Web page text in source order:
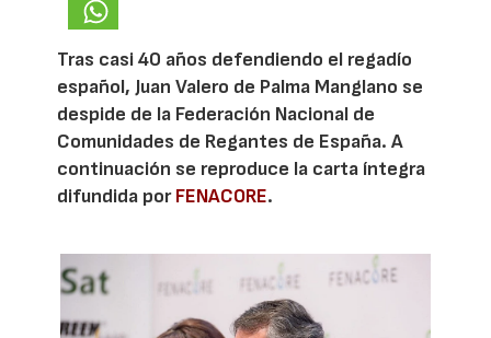
Tras casi 40 años defendiendo el regadío
español, Juan Valero de Palma Manglano se
despide de la Federación Nacional de
Comunidades de Regantes de España. A
continuación se reproduce la carta íntegra
difundida porFENACORE.